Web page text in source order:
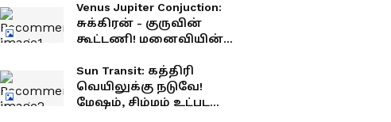
Venus Jupiter Conjuction:
சுக்கிரன் - குருவின்
கூட்டணி! மனைவியின்
கோடீஸ்வர யோகம்
பெறப்போகும்
கணவர்கள்!
Sun Transit: கத்திரி
வெயிலுக்கு நடுவே!
மேஷம், சிம்மம் உட்பட